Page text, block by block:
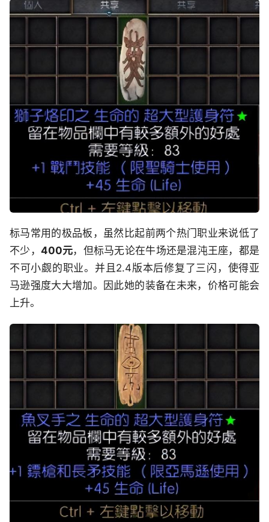
标马常用的极品板，虽然比起前两个热门职业来说低了
不少， 400元，但标马无论在牛场还是混沌王座，都是
不可小觑的职业。并且2.4版本后修复了三闪，使得亚
马逊强度大大增加。因此她的装备在未来，价格可能会
上升。